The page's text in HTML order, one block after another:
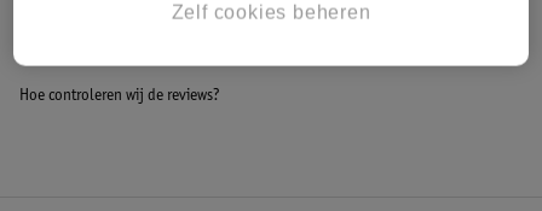
Hoe controleren wij de reviews?
Zelf cookies beheren